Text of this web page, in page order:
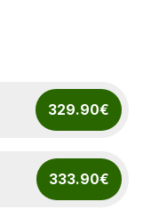
329.90€
333.90€